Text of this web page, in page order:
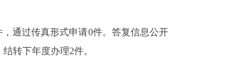
通过传真形式申请0件。答复信息公开
结转下年度办理2件。